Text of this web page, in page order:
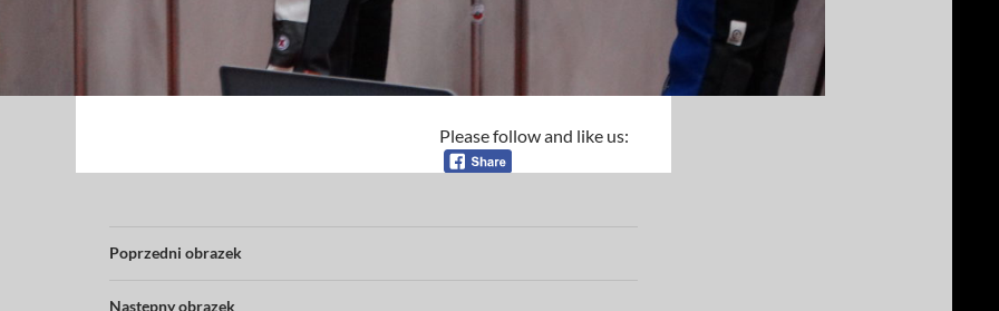
Please follow and like us:
Poprzedni obrazek
Następny obrazek